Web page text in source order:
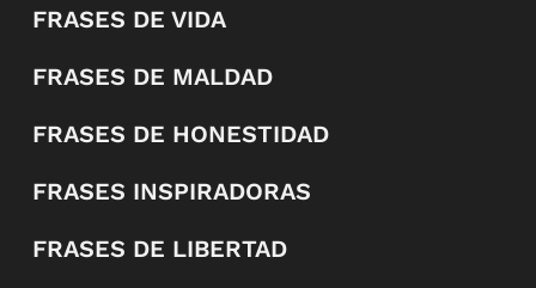
FRASES DE VIDA
FRASES DE MALDAD
FRASES DE HONESTIDAD
FRASES INSPIRADORAS
FRASES DE LIBERTAD